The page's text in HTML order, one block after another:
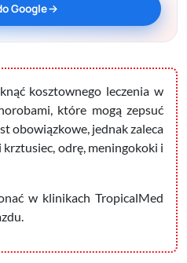
Google
kosztownego leczenia w
które mogą zepsuć
obowiązkowe, jednak zaleca
odrę, meningokoki i
w klinikach TropicalMed